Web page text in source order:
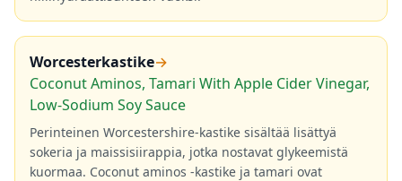
Worcesterkastike→
Coconut Aminos, Tamari With Apple Cider Vinegar,
Low-Sodium Soy Sauce
Perinteinen Worcestershire-kastike sisältää lisättyä
sokeria ja maissisiirappia, jotka nostavat glykeemistä
kuormaa. Coconut aminos -kastike ja tamari ovat